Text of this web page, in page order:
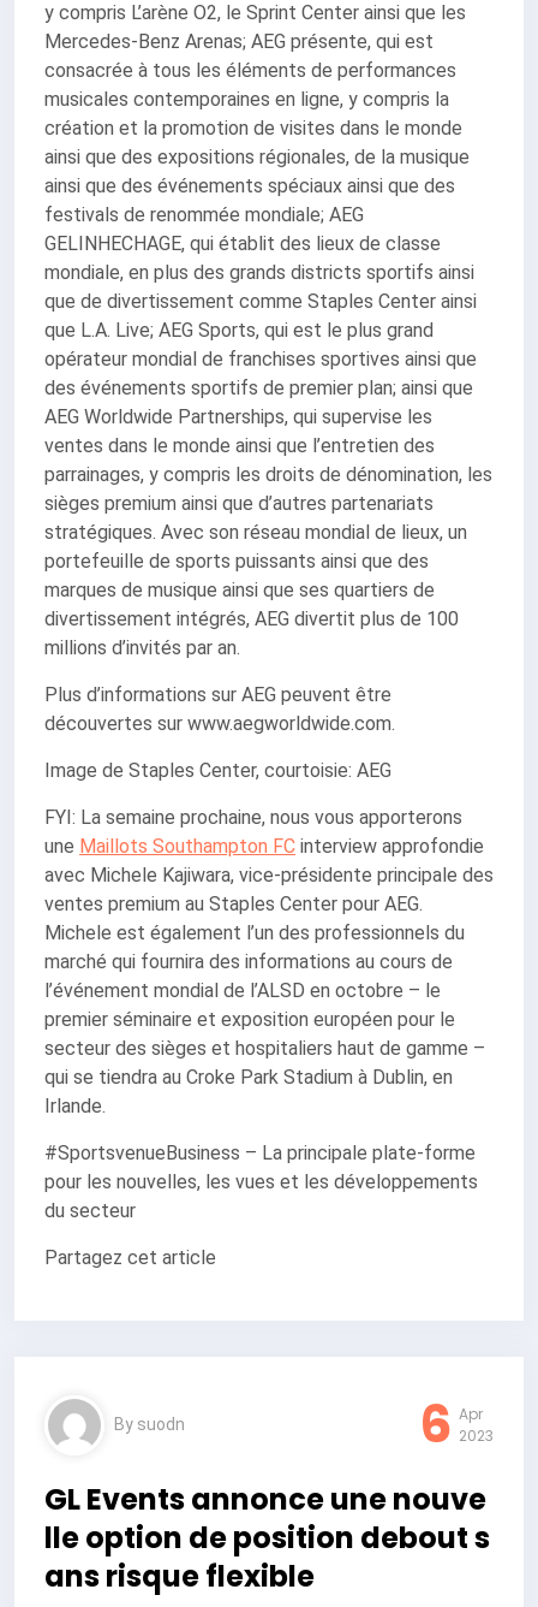
y compris L’arène O2, le Sprint Center ainsi que les
Mercedes-Benz Arenas; AEG présente, qui est
consacrée à tous les éléments de performances
musicales contemporaines en ligne, y compris la
création et la promotion de visites dans le monde
ainsi que des expositions régionales, de la musique
ainsi que des événements spéciaux ainsi que des
festivals de renommée mondiale; AEG
GELINHECHAGE, qui établit des lieux de classe
mondiale, en plus des grands districts sportifs ainsi
que de divertissement comme Staples Center ainsi
que L.A. Live; AEG Sports, qui est le plus grand
opérateur mondial de franchises sportives ainsi que
des événements sportifs de premier plan; ainsi que
AEG Worldwide Partnerships, qui supervise les
ventes dans le monde ainsi que l’entretien des
parrainages, y compris les droits de dénomination, les
sièges premium ainsi que d’autres partenariats
stratégiques. Avec son réseau mondial de lieux, un
portefeuille de sports puissants ainsi que des
marques de musique ainsi que ses quartiers de
divertissement intégrés, AEG divertit plus de 100
millions d’invités par an.
Plus d’informations sur AEG peuvent être
découvertes sur www.aegworldwide.com.
Image de Staples Center, courtoisie: AEG
FYI: La semaine prochaine, nous vous apporterons
une Maillots Southampton FC interview approfondie
avec Michele Kajiwara, vice-présidente principale des
ventes premium au Staples Center pour AEG.
Michele est également l’un des professionnels du
marché qui fournira des informations au cours de
l’événement mondial de l’ALSD en octobre – le
premier séminaire et exposition européen pour le
secteur des sièges et hospitaliers haut de gamme –
qui se tiendra au Croke Park Stadium à Dublin, en
Irlande.
#SportsvenueBusiness – La principale plate-forme
pour les nouvelles, les vues et les développements
du secteur
Partagez cet article
By suodn 6 Apr
2023
GL Events annonce une nouve
lle option de position debout s
ans risque flexible